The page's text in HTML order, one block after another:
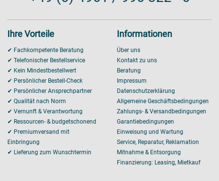
Ihre Vorteile
✔ Fachkompetente Beratung
✔ Telefonischer Bestellservice
✔ Kein Mindestbestellwert
✔ Persönlicher Bestell-Check
✔ Persönlicher Ansprechpartner
✔ Qualität nach Norm
✔ Vernunft & Verantwortung
✔ Ressourcen- & budgetschonend
✔ Premiumversand mit
Einbringung
✔ Lieferung zum Wunschtermin
Informationen
Über uns
Kontakt zu uns
Beratung
Impressum
Datenschutzerklärung
Allgemeine Geschäftsbedingungen
Zahlungs- & Versandbedingungen
Garantiebedingungen
Einweisung und Wartung
Service, Reparatur, Reklamation
Mitnahme & Entsorgung
Finanzierung: Leasing, Mietkauf